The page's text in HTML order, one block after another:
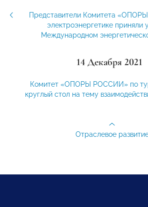
Представители Комитета
электроэнергетике приняли
Международном
14 Декабря 2021
Комитет «ОПОРЫ РОССИИ» по
круглый стол на тему
Отраслевое